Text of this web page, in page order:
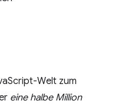
Welt zum
eine halbe Million